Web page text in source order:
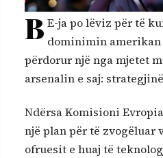
B E-ja po lëviz për të
dominimin
përdorur një nga mjetet
arsenalin e saj:
Ndërsa Komisioni
një plan për të zvogëluar
ofruesit e huaj të